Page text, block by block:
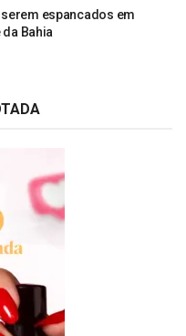
espancados em
Bahia